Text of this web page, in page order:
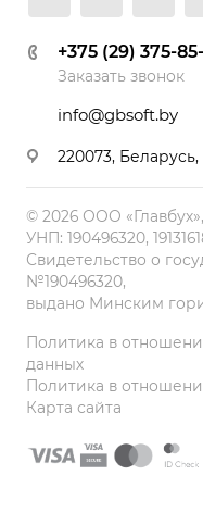
+375 (29) 375-
Заказать звонок
info@gbsoft.by
220073,
© 2026 ООО
УНП: 190496320,
Свидетельство о
№190496320,
выдано Минским
Политика в
данных
Политика в
Карта сайта